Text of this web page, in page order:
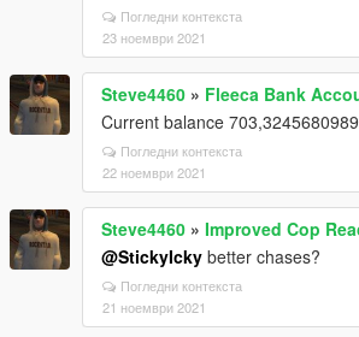
Погледни контекста
23 ноември 2021
Steve4460 » Fleeca Bank
Current balance
Погледни контекста
22 ноември 2021
Steve4460 » Improved Cop
@StickyIcky better chases?
Погледни контекста
21 ноември 2021